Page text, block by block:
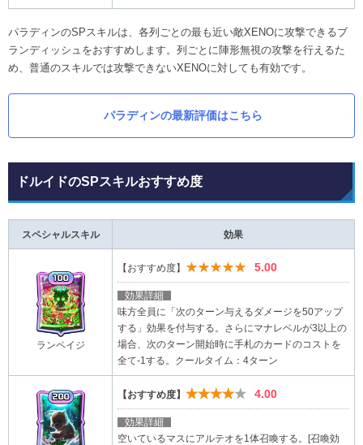
パラディンのSPスキルは、各列ごとの最も近い敵XENOに攻撃できるブ
ランディッシュをおすすめします。列ごとに陣形無視の攻撃を行えるた
め、普通のスキルでは攻撃できないXENOに対しても有効です。
パラディンの最新評価はこちら
ドルイドのSPスキルおすすめ度
スペシャルスキル 効果
ランペイジ
【おすすめ度】 ★★★★★ 5.00
効果詳細
味方全員に「次のターン与えるダメージを50アップ
する」効果を付与する。さらにマナレベルが3以上の
場合、次のターン開始時に手札のカードのコストを
全て-1する。クールタイム：4ターン
【おすすめ度】 ★★★★★ 4.00
効果詳細
空いているマスにアルテオを1体召喚する。[召喚効